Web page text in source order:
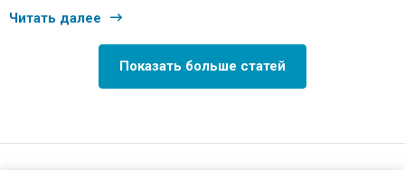
Читать далее
Показать больше статей